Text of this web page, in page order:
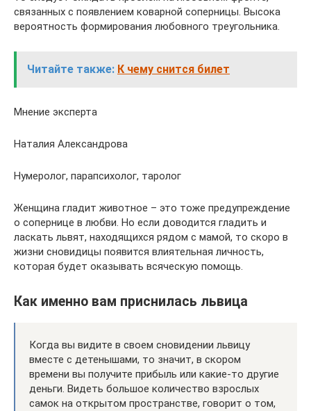
связанных с появлением коварной соперницы. Высока
вероятность формирования любовного треугольника.
Читайте также: К чему снится билет
Мнение эксперта
Наталия Александрова
Нумеролог, парапсихолог, таролог
Женщина гладит животное – это тоже предупреждение
о сопернице в любви. Но если доводится гладить и
ласкать львят, находящихся рядом с мамой, то скоро в
жизни сновидицы появится влиятельная личность,
которая будет оказывать всяческую помощь.
Как именно вам приснилась львица
Когда вы видите в своем сновидении львицу
вместе с детенышами, то значит, в скором
времени вы получите прибыль или какие-то другие
деньги. Видеть большое количество взрослых
самок на открытом пространстве, говорит о том,